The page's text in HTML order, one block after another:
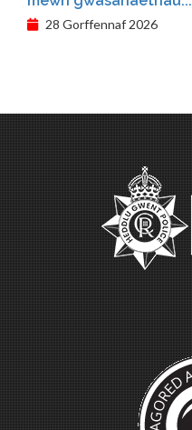
28 Gorffennaf 2026